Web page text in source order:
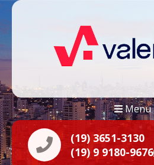
Menu
(19) 3651-3130
(19) 9 9180-9676